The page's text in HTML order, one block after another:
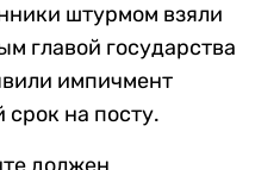
штурмом взяли
главой государства
импичмент
на посту.